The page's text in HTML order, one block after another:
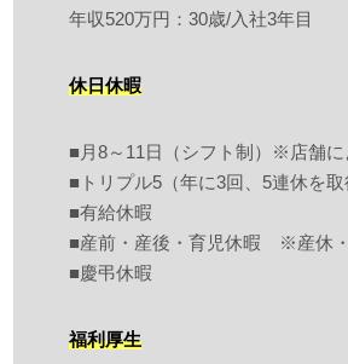
年収520万円：30歳/入社3年目
休日休暇
■月8～11日（シフト制）※店舗に
■トリプル5（年に3回、5連休を取
■有給休暇
■産前・産後・育児休暇 ※産休
■慶弔休暇
福利厚生